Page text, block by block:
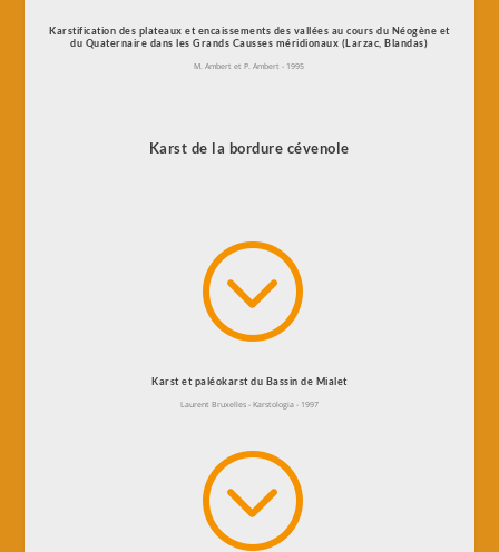
Karstification des plateaux et encaissements des vallées au cours du Néogène et
du Quaternaire dans les Grands Causses méridionaux (Larzac, Blandas)
M. Ambert et P. Ambert - 1995
Karst de la bordure cévenole
;
Karst et paléokarst du Bassin de Mialet
Laurent Bruxelles - Karstologia - 1997
;